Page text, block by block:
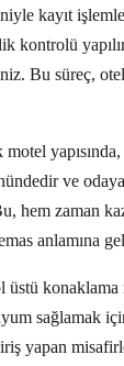
kayıt
kontrolü
Bu süreç,
ve odaya
hem zaman
anlamına
üstü konaklama
sağlamak
yapan